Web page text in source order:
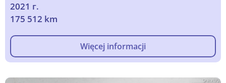
2021 г.
175 512 km
Więcej informacji